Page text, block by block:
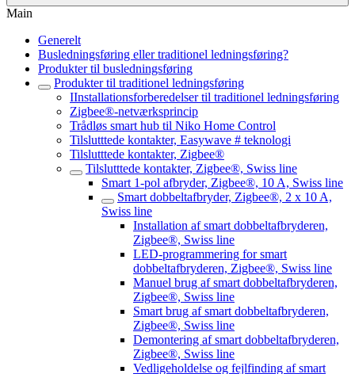
Main
Generelt
Busledningsføring eller traditionel ledningsføring?
Produkter til busledningsføring
Produkter til traditionel ledningsføring
IInstallationsforberedelser til traditionel ledningsføring
Zigbee®-netværksprincip
Trådløs smart hub til Niko Home Control
Tilslutttede kontakter, Easywave # teknologi
Tilslutttede kontakter, Zigbee®
Tilslutttede kontakter, Zigbee®, Swiss line
Smart 1-pol afbryder, Zigbee®, 10 A, Swiss line
Smart dobbeltafbryder, Zigbee®, 2 x 10 A,
Swiss line
Installation af smart dobbeltafbryderen,
Zigbee®, Swiss line
LED-programmering for smart
dobbeltafbryderen, Zigbee®, Swiss line
Manuel brug af smart dobbeltafbryderen,
Zigbee®, Swiss line
Smart brug af smart dobbeltafbryderen,
Zigbee®, Swiss line
Demontering af smart dobbeltafbryderen,
Zigbee®, Swiss line
Vedligeholdelse og fejlfinding af smart